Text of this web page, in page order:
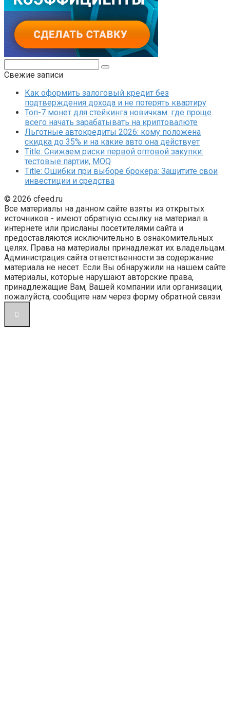
Свежие записи
Как оформить залоговый кредит без
подтверждения дохода и не потерять квартиру
Топ-7 монет для стейкинга новичкам: где проще
всего начать зарабатывать на криптовалюте
Льготные автокредиты 2026: кому положена
скидка до 35% и на какие авто она действует
Title: Снижаем риски первой оптовой закупки:
тестовые партии, MOQ
Title: Ошибки при выборе брокера: Защитите свои
инвестиции и средства
© 2026 cfeed.ru
Все материалы на данном сайте взяты из открытых
источников - имеют обратную ссылку на материал в
интернете или присланы посетителями сайта и
предоставляются исключительно в ознакомительных
целях. Права на материалы принадлежат их владельцам.
Администрация сайта ответственности за содержание
материала не несет. Если Вы обнаружили на нашем сайте
материалы, которые нарушают авторские права,
принадлежащие Вам, Вашей компании или организации,
пожалуйста, сообщите нам через форму обратной связи.